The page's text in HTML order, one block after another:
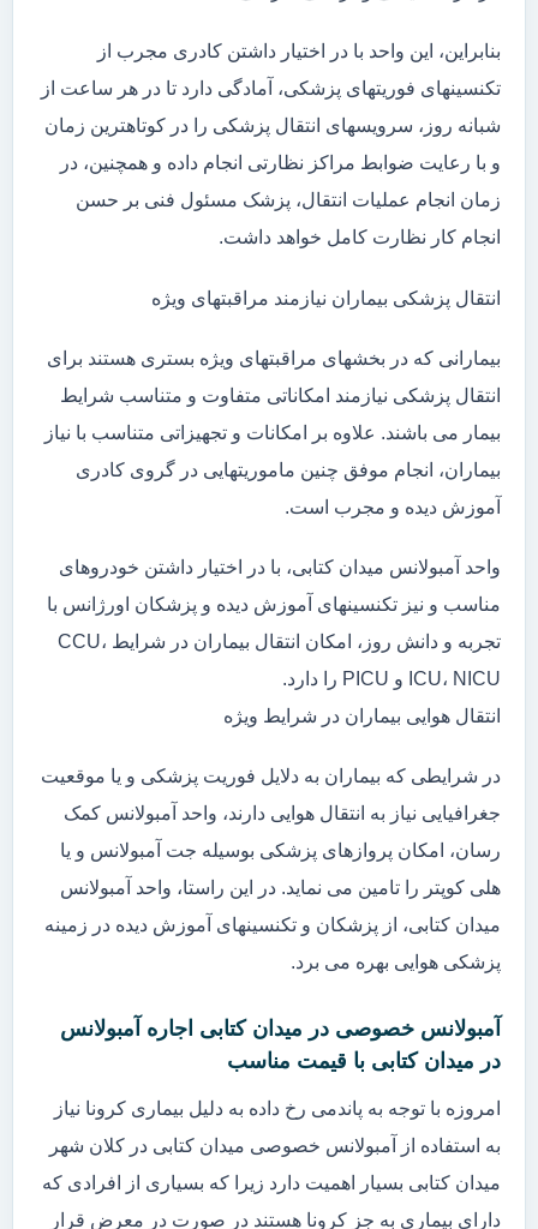
بنابراین، این واحد با در اختیار داشتن کادری مجرب از
تکنسینهای فوریتهای پزشکی، آمادگی دارد تا در هر ساعت از
شبانه روز، سرویسهای انتقال پزشکی را در کوتاهترین زمان
و با رعایت ضوابط مراکز نظارتی انجام داده و همچنین، در
زمان انجام عملیات انتقال، پزشک مسئول فنی بر حسن
انجام کار نظارت کامل خواهد داشت.
انتقال پزشکی بیماران نیازمند مراقبتهای ویژه
بیمارانی که در بخشهای مراقبتهای ویژه بستری هستند برای
انتقال پزشکی نیازمند امکاناتی متفاوت و متناسب شرایط
بیمار می باشند. علاوه بر امکانات و تجهیزاتی متناسب با نیاز
بیماران، انجام موفق چنین ماموریتهایی در گروی کادری
آموزش دیده و مجرب است.
واحد آمبولانس میدان کتابی، با در اختیار داشتن خودروهای
مناسب و نیز تکنسینهای آموزش دیده و پزشکان اورژانس با
تجربه و دانش روز، امکان انتقال بیماران در شرایط CCU،
ICU، NICU و PICU را دارد.
انتقال هوایی بیماران در شرایط ویژه
در شرایطی که بیماران به دلایل فوریت پزشکی و یا موقعیت
جغرافیایی نیاز به انتقال هوایی دارند، واحد آمبولانس کمک
رسان، امکان پروازهای پزشکی بوسیله جت آمبولانس و یا
هلی کوپتر را تامین می نماید. در این راستا، واحد آمبولانس
میدان کتابی، از پزشکان و تکنسینهای آموزش دیده در زمینه
پزشکی هوایی بهره می برد.
آمبولانس خصوصی در میدان کتابی اجاره آمبولانس
در میدان کتابی با قیمت مناسب
امروزه با توجه به پاندمی رخ داده به دلیل بیماری کرونا نیاز
به استفاده از آمبولانس خصوصی میدان کتابی در کلان شهر
میدان کتابی بسیار اهمیت دارد زیرا که بسیاری از افرادی که
دارای بیماری به جز کرونا هستند در صورت در معرض قرار